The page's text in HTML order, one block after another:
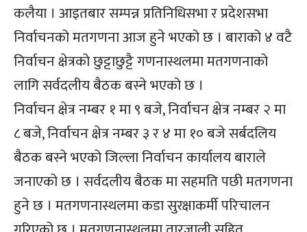
कलैया । आइतबार सम्पन्न प्रतिनिधिसभा र प्रदेशसभा
निर्वाचनको मतगणना आज हुने भएको छ । बाराको ४ वटै
निर्वाचन क्षेत्रको छुट्टाछुट्टै गणनास्थलमा मतगणनाको
लागि सर्वदलीय बैठक बस्ने भएको छ ।
निर्वाचन क्षेत्र नम्बर १ मा ९ बजे, निर्वाचन क्षेत्र नम्बर २ मा
८ बजे, निर्वाचन क्षेत्र नम्बर ३ र ४ मा १० बजे सर्बदलिय
बैठक बस्ने भएको जिल्ला निर्वाचन कार्यालय बाराले
जनाएको छ । सर्वदलीय बैठक मा सहमति पछी मतगणना
हुने छ । मतगणनास्थलमा कडा सुरक्षाकर्मी परिचालन